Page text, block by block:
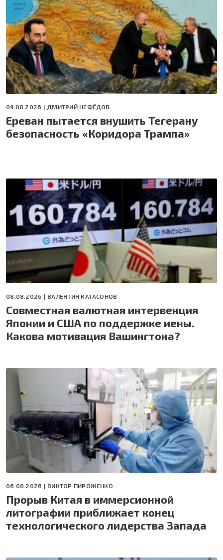
09.08.2026 | ДМИТРИЙ НЕФЁДОВ
Ереван пытается внушить Тегерану
безопасность «Коридора Трампа»
08.08.2026 | ВАЛЕНТИН КАТАСОНОВ
Совместная валютная интервенция
Японии и США по поддержке иены.
Какова мотивация Вашингтона?
06.08.2026 | ВИКТОР ПИРОЖЕНКО
Прорыв Китая в иммерсионной
литографии приближает конец
технологического лидерства Запада